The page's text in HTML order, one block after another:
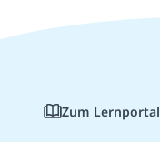
Zum Lernportal